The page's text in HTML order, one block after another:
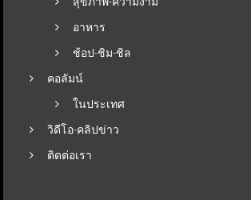
อาหาร
ช้อป-ชิม-ชิล
คอลัมน์
ในประเทศ
วิดีโอ-คลิปข่าว
ติดต่อเรา